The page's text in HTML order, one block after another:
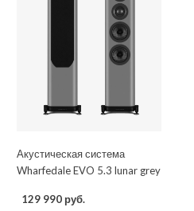
Акустическая система
Wharfedale EVO 5.3 lunar grey
129 990 руб.